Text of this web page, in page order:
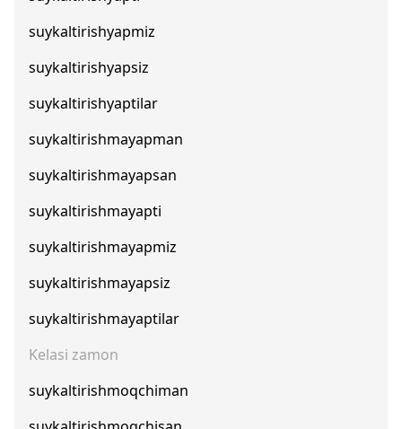
suykaltirishyapmiz
suykaltirishyapsiz
suykaltirishyaptilar
suykaltirishmayapman
suykaltirishmayapsan
suykaltirishmayapti
suykaltirishmayapmiz
suykaltirishmayapsiz
suykaltirishmayaptilar
Kelasi zamon
suykaltirishmoqchiman